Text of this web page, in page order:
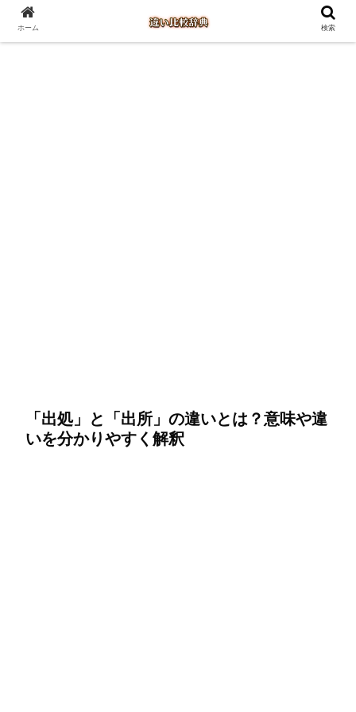
「出処」と「出所」の違いとは？意味や違
いを分かりやすく解釈
ホーム 検索